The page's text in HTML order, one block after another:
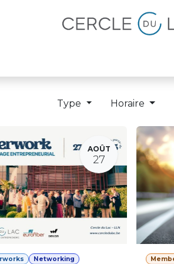
Type Horaire
AOÛT
27
Networking